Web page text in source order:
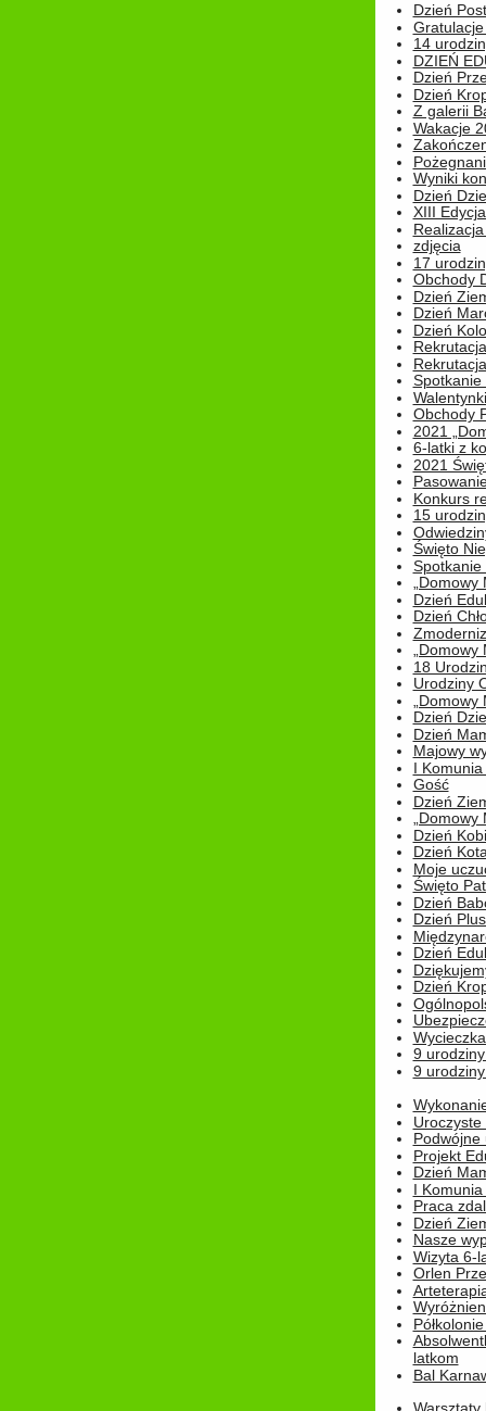
Dzień
14
DZIEŃ
Dzień
Dzień
Z galerii
Wakacje
Wyniki
Dzień
XIII
zdjęcia
17
Obchody
Dzień
Dzień
Dzień
Rekrutacja
Spotkanie
Obchody
2021
6-latki z
2021
Konkurs
15
Święto
Spotkanie
Dzień
Dzień
18
Urodziny
Dzień
Dzień
Majowy
I
Gość
Dzień
Dzień
Dzień
Moje
Święto
Dzień
Dzień
Dzień
Dzień
9
9
Podwójne
Projekt
Dzień
I
Praca
Dzień
Nasze
Wizyta 6-
Orlen
latkom
Bal